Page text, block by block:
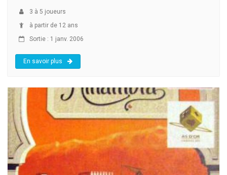
3 à 5 joueurs
à partir de 12 ans
Sortie : 1 janv. 2006
En savoir plus